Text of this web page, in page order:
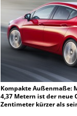
Kompakte Außenmaße:
4,37 Metern ist der neue
Zentimeter kürzer als